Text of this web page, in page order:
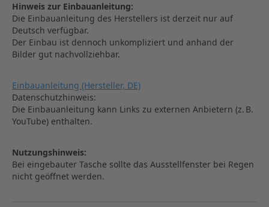
Hinweis zur Einbauanleitung:
Die Einbauanleitung des Herstellers ist derzeit nur auf
Deutsch verfügbar.
Der Einbau ist dennoch unkompliziert und anhand der
Bilder gut nachvollziehbar.
Einbauanleitung (Hersteller, DE)
Datenschutzhinweis:
Die Einbauanleitung kann Links zu externen Anbietern (z. B.
YouTube) enthalten.
Nutzungshinweis:
Bei eingebauter Tasche sollte das Ausstellfenster bei Regen
nicht geöffnet werden.